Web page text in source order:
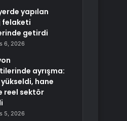
yapılan
felaketi
getirdi
6, 2026
ayrışma:
hane
reel sektör
5, 2026